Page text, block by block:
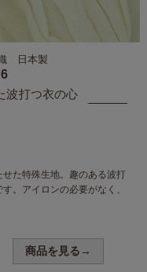
波打つ衣の心
日本製
た特殊生地。 趣のある波打
。 アイロンの必要がなく、
商品を見る→